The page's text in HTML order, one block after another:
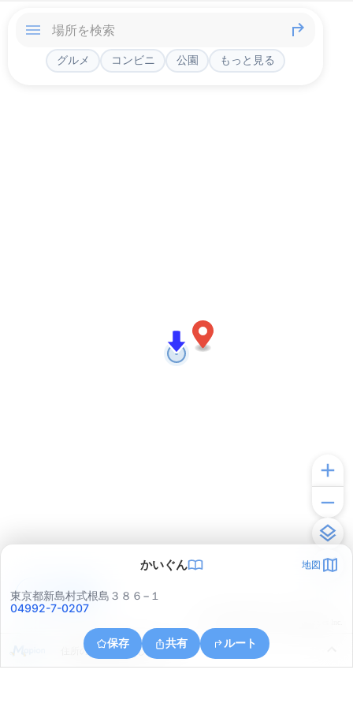
グルメ コンビニ 公園 もっと見る
かいぐん 地図
東京都新島村式根島３８６−１
04992-7-0207
保存 共有 ルート
住所の取得に失敗しました
アプリで見る